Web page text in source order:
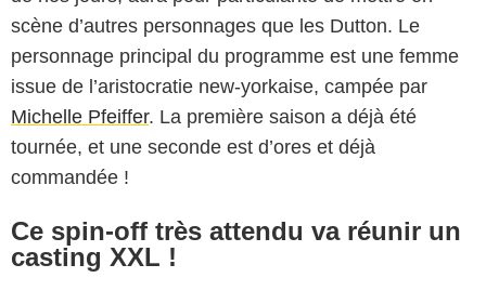
scène d’autres personnages que les Dutton. Le
personnage principal du programme est une femme
issue de l’aristocratie new-yorkaise, campée par
Michelle Pfeiffer. La première saison a déjà été
tournée, et une seconde est d’ores et déjà
commandée !
Ce spin-off très attendu va réunir un
casting XXL !